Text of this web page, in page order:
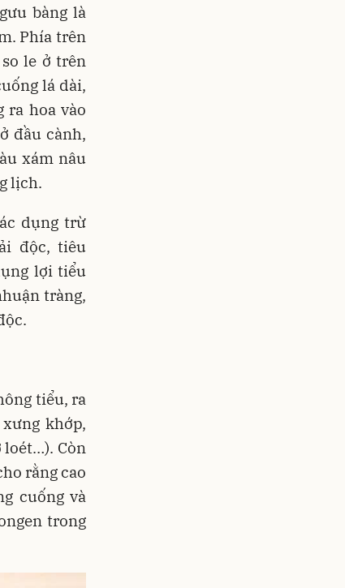
bàng là
Phía trên
le ở trên
lá dài,
ra hoa vào
đầu cành,
xám nâu
lịch.
dụng trừ
độc, tiêu
lợi tiểu
tràng,
tiểu, ra
khớp,
loét…). Còn
rằng cao
cuống và
trong